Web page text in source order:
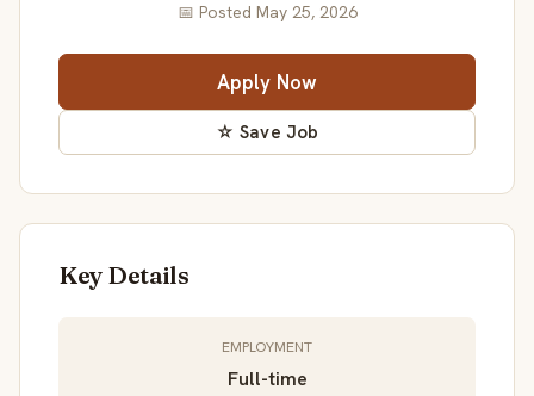
📅 Posted May 25, 2026
Apply Now
☆ Save Job
Key Details
EMPLOYMENT
Full-time